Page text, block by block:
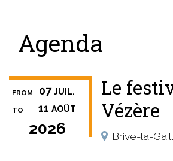
Agenda
FROM 07 JUIL.
TO 11 AOÛT
2026
Le
Vézère
Brive-la-